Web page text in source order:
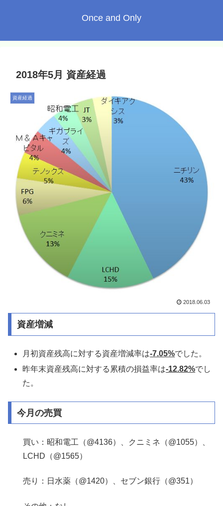
Once and Only
2018年5月 資産経過
資産経過
2018.06.03
資産増減
月初資産残高に対する資産増減率は-7.05%でした。
昨年末資産残高に対する累積の損益率は-12.82%でし
た。
今月の売買
買い：昭和電工（@4136）、クニミネ（@1055）、
LCHD（@1565）
売り：日水薬（@1420）、セブン銀行（@351）